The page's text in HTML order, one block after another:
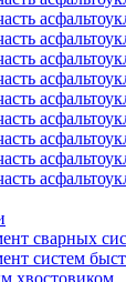
сварных
систем
хвостовиком